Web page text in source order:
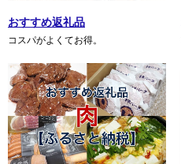
おすすめ返礼品
コスパがよくてお得。